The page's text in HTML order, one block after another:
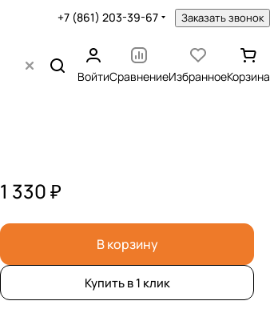
+7 (861) 203-39-67 Заказать звонок
ВойтиСравнениеИзбранноеКорзина
1 330 ₽
В корзину
Купить в 1 клик